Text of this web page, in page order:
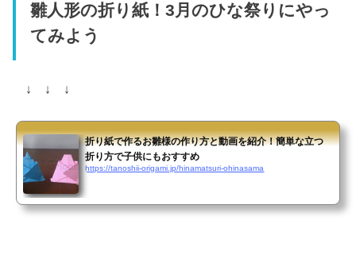
雛人形の折り紙！3月のひな祭りにやっ
てみよう
↓ ↓ ↓
折り紙で作るお雛様の作り方と動画を紹介！簡単な立つ
折り方で子供にもおすすめ
https://tanoshii-origami.jp/hinamatsuri-ohinasama